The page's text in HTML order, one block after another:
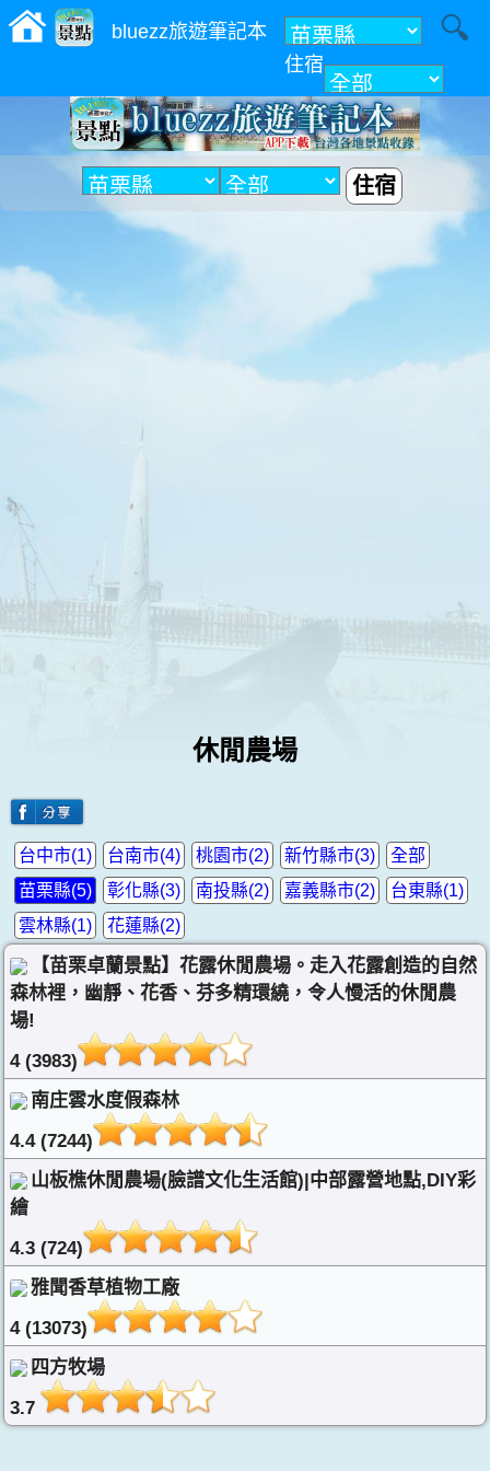
bluezz旅遊筆記本
住宿
附近
住宿
休閒農場
全部
台中市(1) 台南市(4) 桃園市(2)
新竹縣市(3)
苗栗縣(5)
彰化縣(3) 南投縣(2) 嘉義縣市(2)
台東縣(1)
雲林縣(1)
花蓮縣(2)
【苗栗卓蘭景點】花露休閒農場。走入花露創造的自然
森林裡，幽靜、花香、芬多精環繞，令人慢活的休閒農
場!
4 (3983)
南庄雲水度假森林
4.4 (7244)
山板樵休閒農場(臉譜文化生活館)|中部露營地點,DIY彩
繪
4.3 (724)
雅聞香草植物工廠
4 (13073)
四方牧場
3.7